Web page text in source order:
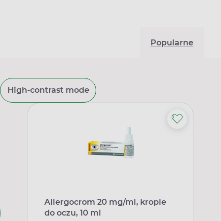
Popularne
High-contrast mode
Allergocrom 20 mg/ml, krople
do oczu, 10 ml